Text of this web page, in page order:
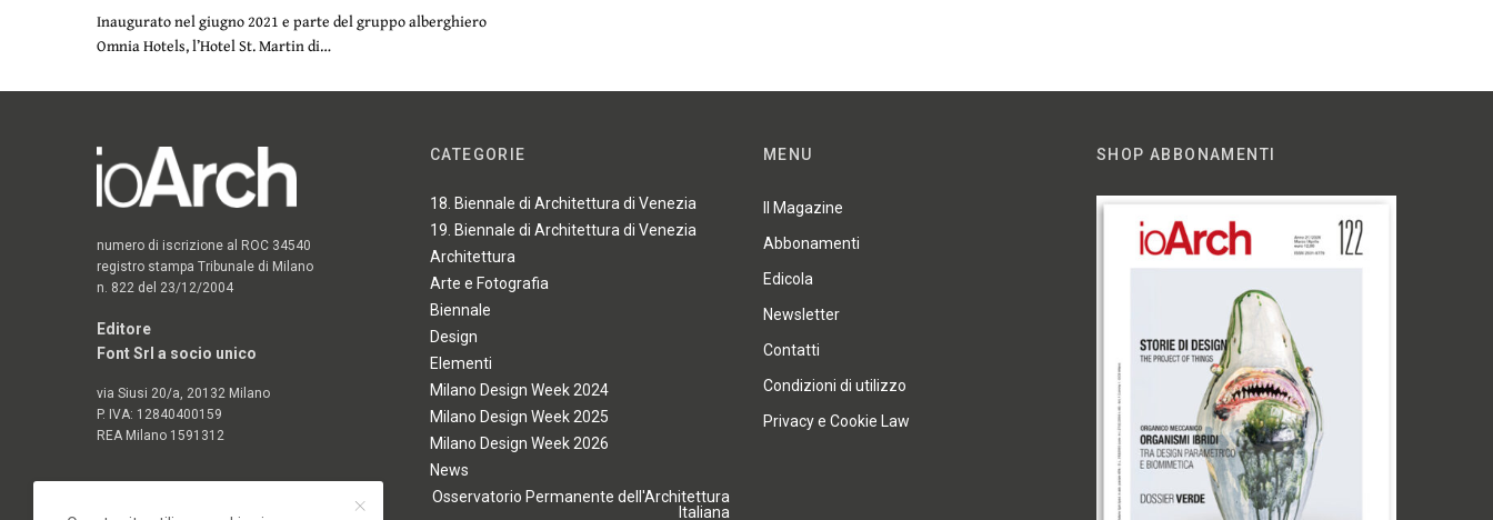
Inaugurato nel giugno 2021 e parte del gruppo alberghiero
Omnia Hotels, l’Hotel St. Martin di…
numero di iscrizione al ROC 34540
registro stampa Tribunale di Milano
n. 822 del 23/12/2004
Editore
Font Srl a socio unico
via Siusi 20/a, 20132 Milano
P. IVA: 12840400159
REA Milano 1591312
CATEGORIE
18. Biennale di Architettura di Venezia
19. Biennale di Architettura di Venezia
Architettura
Arte e Fotografia
Biennale
Design
Elementi
Milano Design Week 2024
Milano Design Week 2025
Milano Design Week 2026
News
Osservatorio Permanente dell'Architettura
Italiana
MENU
Il Magazine
Abbonamenti
Edicola
Newsletter
Contatti
Condizioni di utilizzo
Privacy e Cookie Law
SHOP ABBONAMENTI